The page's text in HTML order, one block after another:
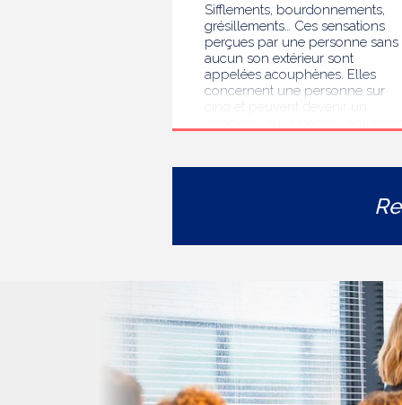
Sifflements, bourdonnements,
grésillements… Ces sensations
perçues par une personne sans
aucun son extérieur sont
appelées acouphènes. Elles
concernent une personne sur
l’isolement ou de l’anxiété. Face à
thérapeutique rencontrée par les
diagnostic et l’accompagnement
des personnes présentant des
acouphènes chroniques
invalidants . Elle publie
aujourd’hui ses travaux, destinés
aux professionnels de santé [1]
impliqués dans le suivi de ces
patients.